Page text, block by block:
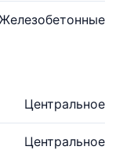
Центральное
Центральное